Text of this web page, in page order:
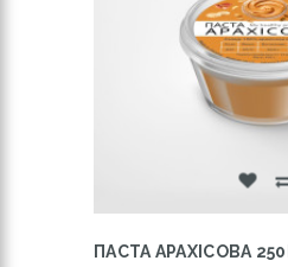
ПАСТА АРАХІСОВА